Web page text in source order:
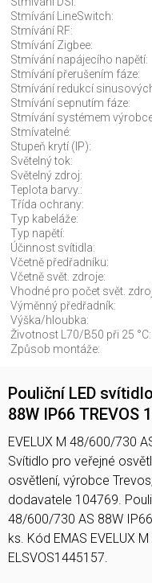
Stmívání LineSwitch:
Stmívání RF:
Stmívání Zigbee:
Stmívání napájecího napětí:
Stmívání přerušením fáze:
Stmívání redukcí
Stmívání sepnutím fáze:
Stmívání systémem
Stmívatelné:
Stupeň krytí (IP):
Světelný tok:
Světelný zdroj:
Teplota barvy.:
Třída ochrany:
Typ kabeláže:
Typ napětí:
Účinnost svítidla:
Včetně předřadníku:
Včetně svět. zdroje:
Vhodné pro počet svět.
Výměnný předřadník:
Výška/hloubka:
Životnost L70/B50 při 25 °C:
Způsob montáže:
Pouliční LED
88W IP66 TREVOS
EVELUX M 48/600/730
Svítidlo pro veřejné
osvětlení, výrobce
dodavatele 104769.
48/600/730 AS 88W
ks. Kód EMAS EVELUX
ELSVOS1445157.